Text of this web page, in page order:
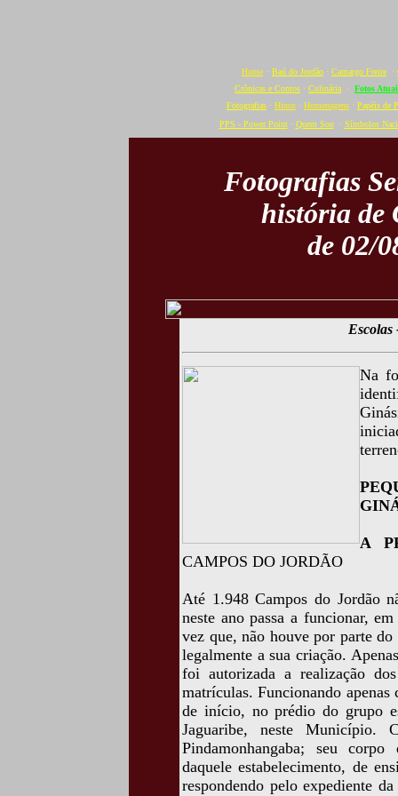
Home · Baú do Jordão · Camargo Freire ·
Crônicas e Contos · Culinária · Fotos
Fotografias · Hinos · Homenagens · Papéis de
PPS - Power Point· Quem Sou· Símbolos
Fotografias
história de
de 02/
Na
A
CAMPOS DO JORDÃO
Até 1.948 Campos do Jordão
neste ano passa a funcionar,
vez que, não houve por parte
legalmente a sua criação.
foi autorizada a realização
matrículas. Funcionando
de início, no prédio do grupo
Jaguaribe, neste Município.
Pindamonhangaba; seu
daquele estabelecimento, de
respondendo pelo expediente